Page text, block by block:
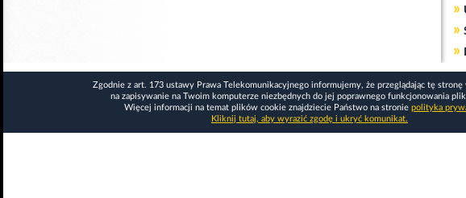
»
»
»
Zgodnie z art. 173 ustawy Prawa Telekomunikacyjnego informujemy, że przeglądając tę stronę
na zapisywanie na Twoim komputerze niezbędnych do jej poprawnego funkcjonowania
Więcej informacji na temat plików cookie znajdziecie Państwo na stronie polityka
Kliknij tutaj, aby wyrazić zgodę i ukryć komunikat.